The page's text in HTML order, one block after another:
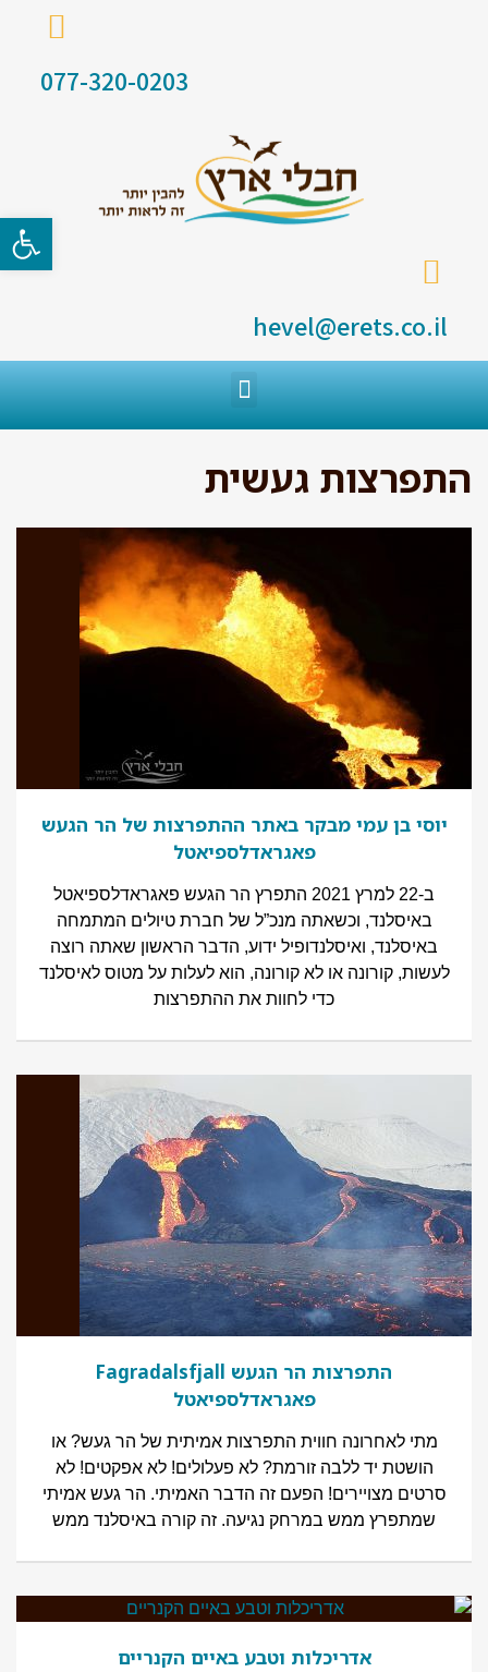
077-320-0203
hevel@erets.co.il
התפרצות געשית
יוסי בן עמי מבקר באתר ההתפרצות של הר הגעש
פאגראדלספיאטל
ב-22 למרץ 2021 התפרץ הר הגעש פאגראדלספיאטל
באיסלנד, וכשאתה מנכ”ל של חברת טיולים המתמחה
באיסלנד, ואיסלנדופיל ידוע, הדבר הראשון שאתה רוצה
לעשות, קורונה או לא קורונה, הוא לעלות על מטוס לאיסלנד
כדי לחוות את ההתפרצות
התפרצות הר הגעש Fagradalsfjall
פאגראדלספיאטל
מתי לאחרונה חווית התפרצות אמיתית של הר געש? או
הושטת יד ללבה זורמת? לא פעלולים! לא אפקטים! לא
סרטים מצויירים! הפעם זה הדבר האמיתי. הר געש אמיתי
שמתפרץ ממש במרחק נגיעה. זה קורה באיסלנד ממש
אדריכלות וטבע באיים הקנריים
פתח